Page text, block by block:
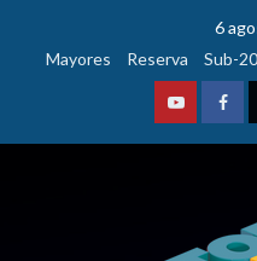
contenido
6
Mayores
Reserva Sub-20
Youtube